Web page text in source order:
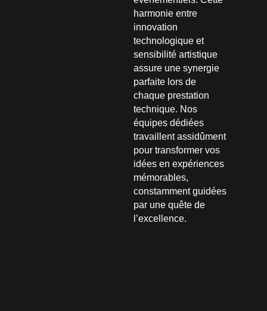
harmonie entre
innovation
technologique et
sensibilité artistique
assure une synergie
parfaite lors de
chaque prestation
technique. Nos
équipes dédiées
travaillent assidûment
pour transformer vos
idées en expériences
mémorables,
constamment guidées
par une quête de
l’excellence.